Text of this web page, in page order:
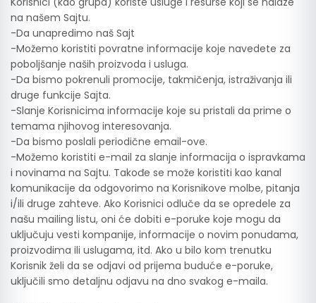
na našem Sajtu.
-Da unapredimo naš Sajt
-Možemo koristiti povratne informacije koje navedete za
poboljšanje naših proizvoda i usluga.
-Da bismo pokrenuli promocije, takmičenja, istraživanja ili
druge funkcije Sajta.
-Slanje Korisnicima informacije koje su pristali da prime o
temama njihovog interesovanja.
-Da bismo poslali periodične email-ove.
-Možemo koristiti e-mail za slanje informacija o ispravkama
i novinama na Sajtu. Takođe se može koristiti kao kanal
komunikacije da odgovorimo na Korisnikove molbe, pitanja
i/ili druge zahteve. Ako Korisnici odluče da se opredele za
našu mailing listu, oni će dobiti e-poruke koje mogu da
uključuju vesti kompanije, informacije o novim ponudama,
proizvodima ili uslugama, itd. Ako u bilo kom trenutku
Korisnik želi da se odjavi od prijema buduće e-poruke,
uključili smo detaljnu odjavu na dno svakog e-maila.